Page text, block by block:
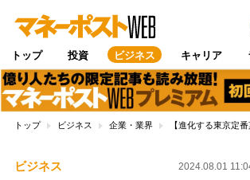
トップ 投資 ビジネス キャリア
トップ ビジネス 企業・業界 【進化する東京定
ビジネス 2024.08.01